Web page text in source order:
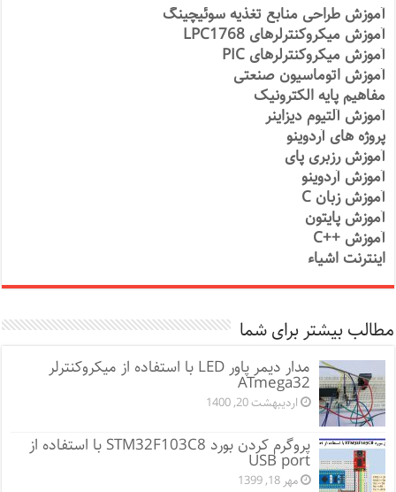
آموزش طراحی منابع تغذیه سوئیچینگ
آموزش میکروکنترلرهای LPC1768
آموزش میکروکنترلرهای PIC
آموزش اتوماسیون صنعتی
مفاهیم پایه الکترونیک
آموزش آلتیوم دیزاینر
پروژه های آردوینو
آموزش رزبری پای
آموزش آردوینو
آموزش زبان C
آموزش پایتون
آموزش ++C
اینترنت اشیاء
مطالب بیشتر برای شما
مدار دیمر پاور LED با استفاده از میکروکنترلر
ATmega32
اردیبهشت 20, 1400
پروگرم کردن بورد STM32F103C8 با استفاده از
USB port
مهر 18, 1399